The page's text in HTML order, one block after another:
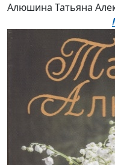
Алюшина Татьяна